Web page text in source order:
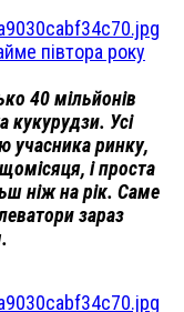
півтора року
40 мільйонів
кукурудзи. Усі
учасника ринку,
і проста
ніж на рік. Саме
зараз